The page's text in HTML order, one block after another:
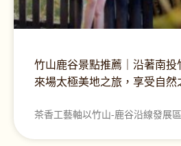
竹山鹿谷景點推薦｜沿著南投
來場太極美地之旅，享受自然
茶香工藝軸以竹山-鹿谷沿線發展